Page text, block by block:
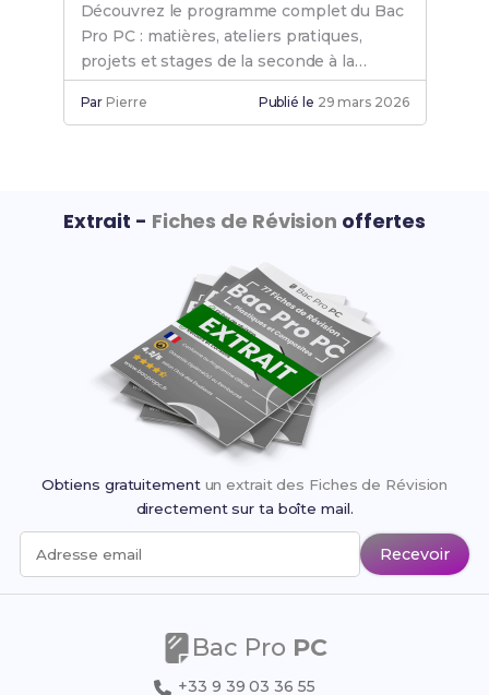
Découvrez le programme complet du Bac
Pro PC : matières, ateliers pratiques,
projets et stages de la seconde à la
terminale.
Par Pierre Publié le 29 mars 2026
Extrait - Fiches de Révision offertes
Obtiens gratuitement un extrait des Fiches de Révision
directement sur ta boîte mail.
Adresse email Recevoir
Bac Pro PC
+33 9 39 03 36 55